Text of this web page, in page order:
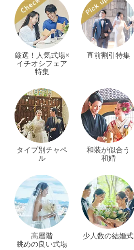
厳選！人気式場×
イチオシフェア
特集
直前割引特集
タイプ別チャペ
ル
和装が似合う
和婚
高層階
眺めの良い式場
少人数の結婚式